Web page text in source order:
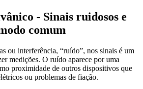
- Sinais ruidosos e
comum
ou interferência, “ruído”, nos sinais é um
medições. O ruído aparece por uma
proximidade de outros dispositivos que
ou problemas de fiação.